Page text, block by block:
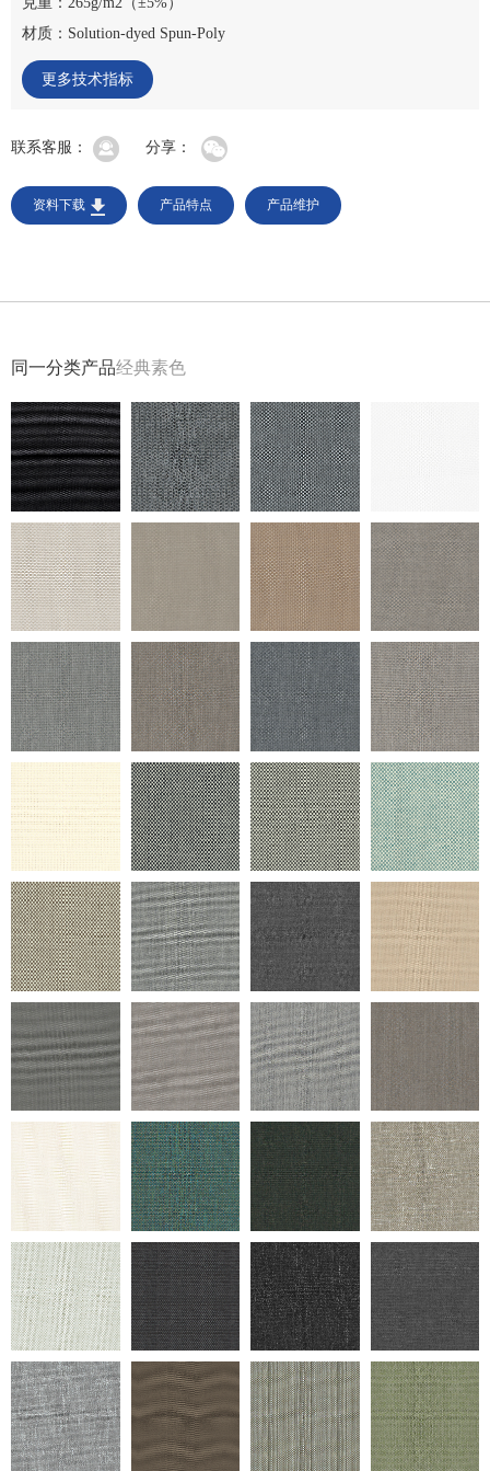
材质：Solution-dyed Spun-Poly
更多技术指标
联系客服： 分享：
资料下载 产品特点 产品维护
同一分类产品经典素色